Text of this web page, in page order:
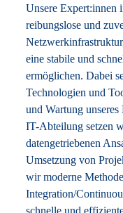
Unsere Expert:innen
reibungslose und
eine stabile und
ermöglichen. Dabei
Technologien und
und Wartung
IT-Abteilung setzen
datengetriebenen
Umsetzung von
wir moderne
Integration/
schnelle und